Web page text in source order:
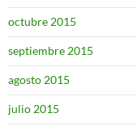
octubre 2015
septiembre 2015
agosto 2015
julio 2015